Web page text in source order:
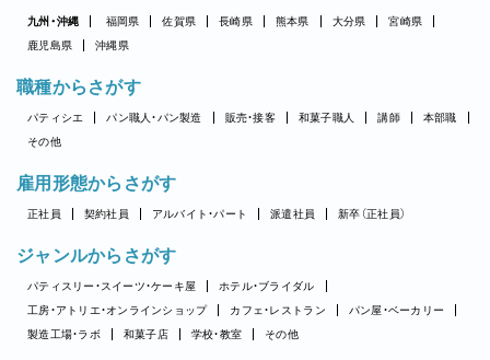
九州・沖縄 福岡県 佐賀県 長崎県 熊本県 大分県
宮崎県
鹿児島県
沖縄県
職種からさがす
パティシエ パン職人・パン製造 販売・接客 和菓子職人 講師
本部職
その他
雇用形態からさがす
正社員 契約社員 アルバイト・パート 派遣社員 新卒（正社員）
ジャンルからさがす
パティスリー・スイーツ・ケーキ屋
ホテル・ブライダル
工房・アトリエ・オンラインショップ
カフェ・レストラン
パン屋・ベーカリー
製造工場・ラボ
和菓子店 学校・教室 その他